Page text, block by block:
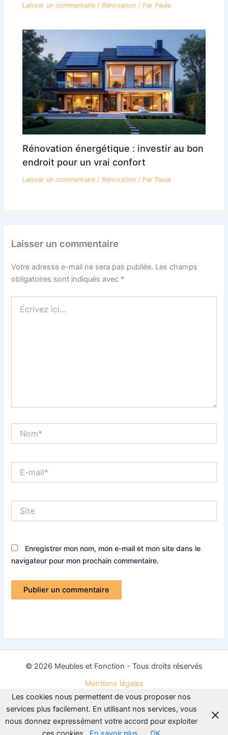
Laisser un commentaire / Rénovation / Par Paula
Rénovation énergétique : investir au bon
endroit pour un vrai confort
Laisser un commentaire / Rénovation / Par Paula
Laisser un commentaire
Votre adresse e-mail ne sera pas publiée. Les champs
obligatoires sont indiqués avec *
ici…
mail*
Enregistrer mon nom, mon e-mail et mon site dans le
navigateur pour mon prochain commentaire.
© 2026 Meubles et Fonction - Tous droits réservés
Mentions légales
Politique de confidentialité
Plan du site
Contact
Les cookies nous permettent de vous proposer nos
services plus facilement. En utilisant nos services, vous
nous donnez expressément votre accord pour exploiter